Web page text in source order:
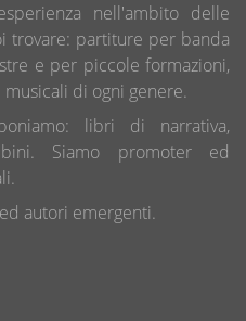
nell'ambito delle
trovare: partiture per banda
e per piccole formazioni,
di ogni genere.
libri di narrativa,
Siamo promoter ed
autori emergenti.